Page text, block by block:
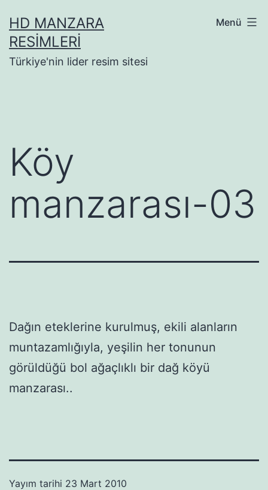
geçHD MANZARA
RESIMLERI
Türkiye'nin lider resim sitesi
Menü
Köy
manzarası-03
Dağın eteklerine kurulmuş, ekili alanların
muntazamlığıyla, yeşilin her tonunun
görüldüğü bol ağaçlıklı bir dağ köyü
manzarası..
Yayım tarihi 23 Mart 2010